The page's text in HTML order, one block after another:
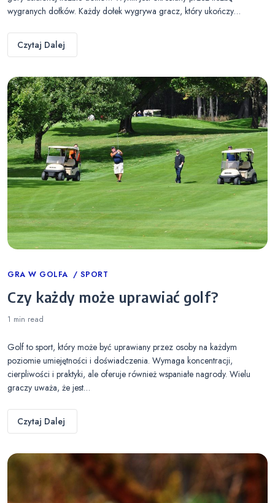
wygranych dołków. Każdy dołek wygrywa gracz, który ukończy…
Czytaj Dalej
Categories
GRA W GOLFA SPORT
Czy każdy może uprawiać golf?
1 min read
Golf to sport, który może być uprawiany przez osoby na każdym
poziomie umiejętności i doświadczenia. Wymaga koncentracji,
cierpliwości i praktyki, ale oferuje również wspaniałe nagrody. Wielu
graczy uważa, że jest…
Czytaj Dalej